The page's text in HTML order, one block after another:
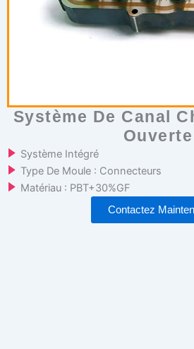
Système De Canal
Ouverte
Système Intégré
Type De Moule : Connecteurs
Matériau : PBT+30%GF
Contactez